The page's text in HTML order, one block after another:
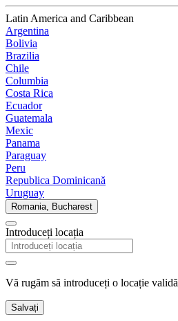
Latin America and Caribbean
Argentina
Bolivia
Brazilia
Chile
Columbia
Costa Rica
Ecuador
Guatemala
Mexic
Panama
Paraguay
Peru
Republica Dominicană
Uruguay
Romania, Bucharest
Introduceți locația
Vă rugăm să introduceți o locație validă
Salvați